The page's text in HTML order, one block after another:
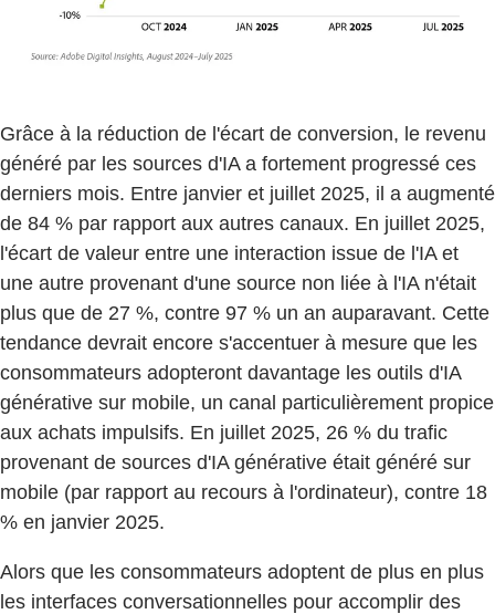
Grâce à la réduction de l'écart de conversion, le revenu
généré par les sources d'IA a fortement progressé ces
derniers mois. Entre janvier et juillet 2025, il a augmenté
de 84 % par rapport aux autres canaux. En juillet 2025,
l'écart de valeur entre une interaction issue de l'IA et
une autre provenant d'une source non liée à l'IA n'était
plus que de 27 %, contre 97 % un an auparavant. Cette
tendance devrait encore s'accentuer à mesure que les
consommateurs adopteront davantage les outils d'IA
générative sur mobile, un canal particulièrement propice
aux achats impulsifs. En juillet 2025, 26 % du trafic
provenant de sources d'IA générative était généré sur
mobile (par rapport au recours à l'ordinateur), contre 18
% en janvier 2025.
Alors que les consommateurs adoptent de plus en plus
les interfaces conversationnelles pour accomplir des